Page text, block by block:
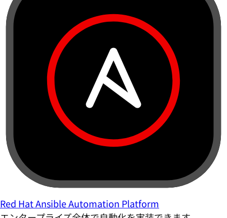
Red Hat Ansible Automation Platform